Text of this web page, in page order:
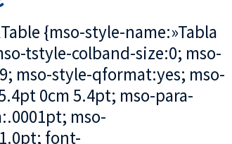
{mso-style-name:»Tabla
tstyle-colband-size:0; mso-
mso-style-qformat:yes; mso-
0cm 5.4pt; mso-para-
mso-
font-